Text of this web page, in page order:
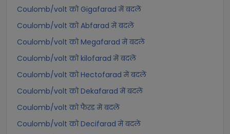
Coulomb/volt को Gigafarad में बदलें
Coulomb/volt को Abfarad में बदलें
Coulomb/volt को Megafarad में बदलें
Coulomb/volt को kilofarad में बदलें
Coulomb/volt को Hectofarad में बदलें
Coulomb/volt को Dekafarad में बदलें
Coulomb/volt को फैरड में बदलें
Coulomb/volt को Decifarad में बदलें